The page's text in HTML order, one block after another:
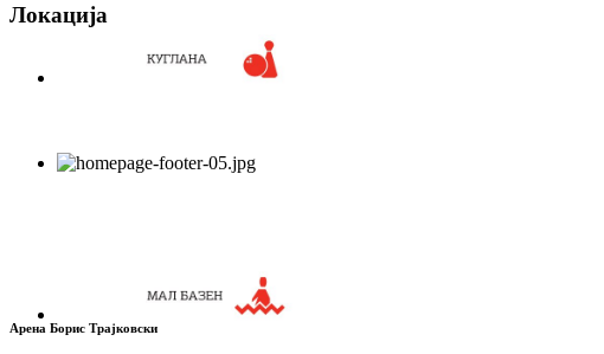
Локација
Арена Борис Трајковски